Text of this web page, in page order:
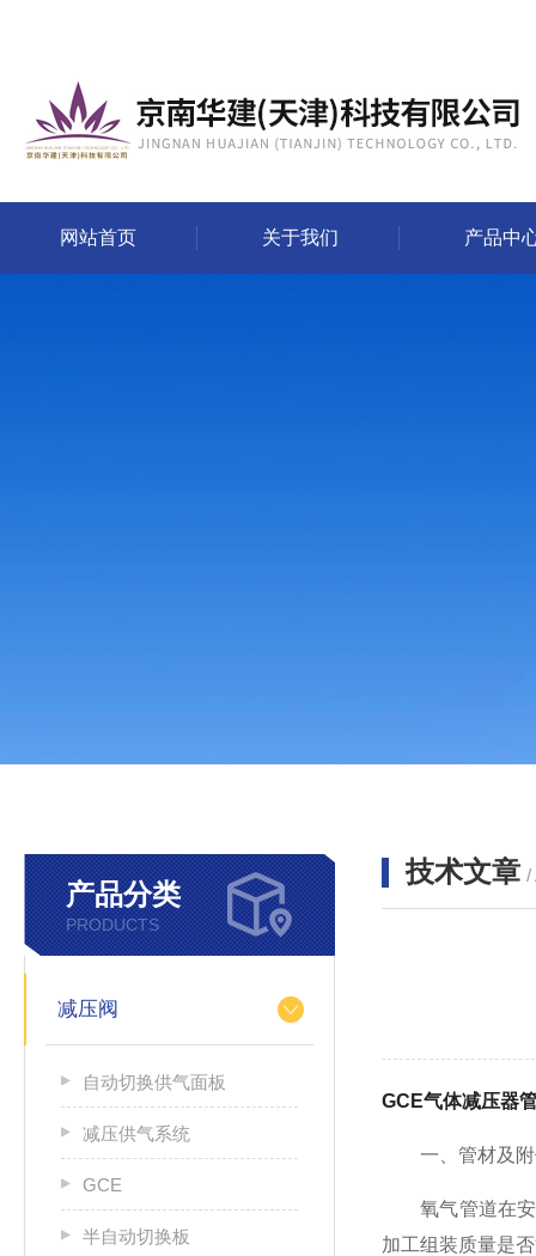
网站首页 关于我们 产品中
产品分类
PRODUCTS
减压阀
自动切换供气面板
减压供气系统
GCE
半自动切换板
技术文章 /
GCE气体减压器
一、管材及附
氧气管道在安
加工组装质量是